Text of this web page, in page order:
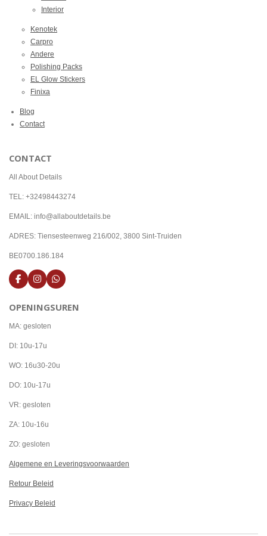
Interior
Kenotek
Carpro
Andere
Polishing Packs
EL Glow Stickers
Finixa
Blog
Contact
CONTACT
All About Details
TEL: +32498443274
EMAIL: info@allaboutdetails.be
ADRES: Tiensesteenweg 216/002, 3800 Sint-Truiden
BE0700.186.184
F
a
e
o
I
n
t
g
m
W
h
t
OPENINGSUREN
MA: gesloten
DI: 10u-17u
WO: 16u30-20u
DO: 10u-17u
VR: gesloten
ZA: 10u-16u
ZO: gesloten
Algemene en Leveringsvoorwaarden
Retour Beleid
Privacy Beleid